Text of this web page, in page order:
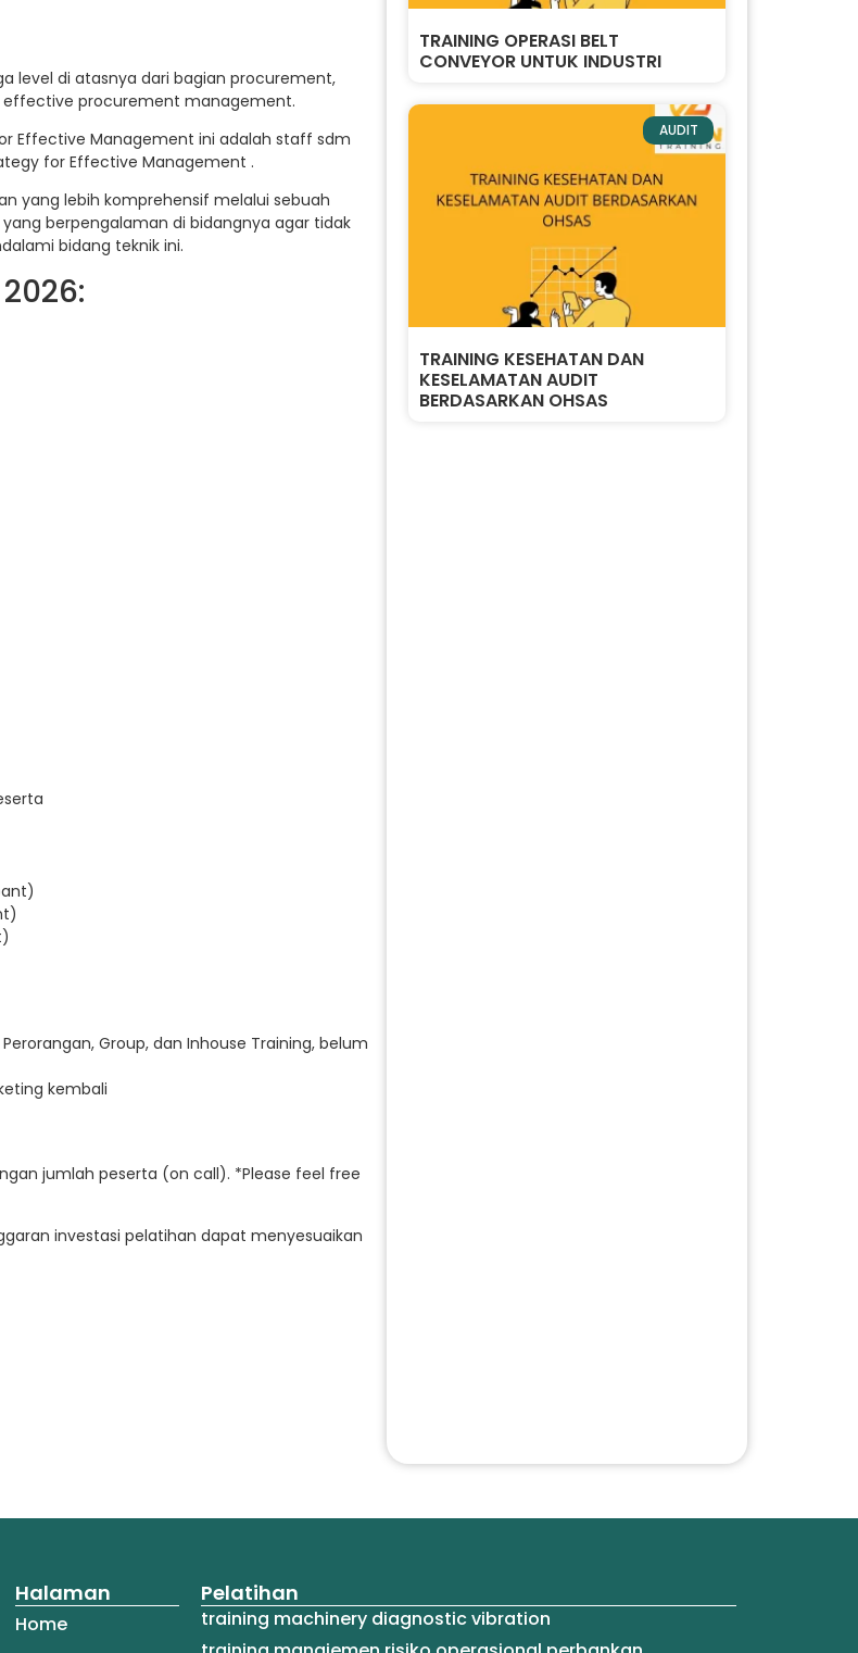
level di atasnya dari bagian procurement,
procurement management.
Effective Management ini adalah staff sdm
for Effective Management .
yang lebih komprehensif melalui sebuah
berpengalaman di bidangnya agar tidak
bidang teknik ini.
Group, dan Inhouse Training, belum
kembali
jumlah peserta (on call). *Please feel free
investasi pelatihan dapat menyesuaikan
TRAINING OPERASI BELT
CONVEYOR UNTUK INDUSTRI
AUDIT
TRAINING KESEHATAN DAN
KESELAMATAN AUDIT
BERDASARKAN OHSAS
Halaman
Home
Pelatihan
training machinery diagnostic vibration